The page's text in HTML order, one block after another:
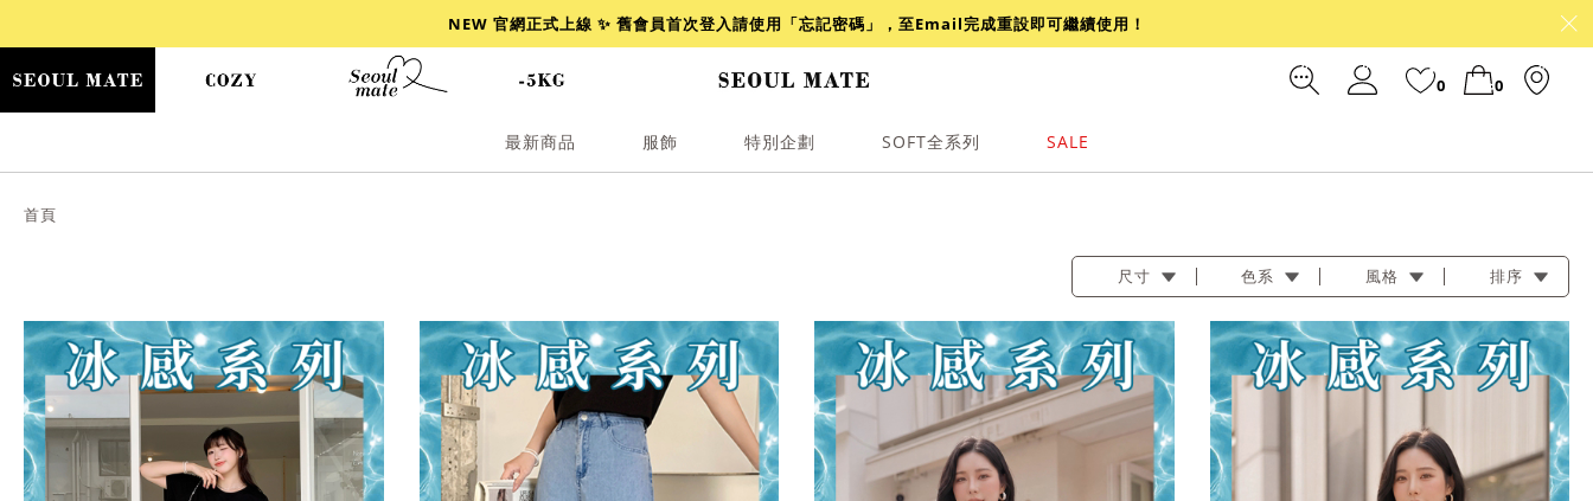
NEW 官網正式上線 ✨ 舊會員首次登入請使用「忘記密碼」，至Email完成重設即可繼續使用！
0 0
最新商品 服飾 特別企劃 SOFT全系列 SALE
爆乳
首頁
尺寸 色系 風格 排序